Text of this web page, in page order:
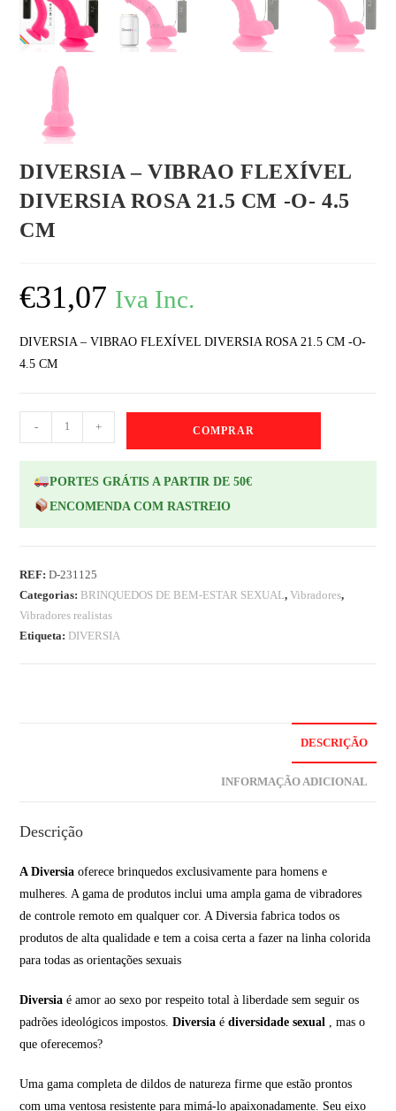
DIVERSIA – VIBRAO FLEXÍVEL
DIVERSIA ROSA 21.5 CM -O- 4.5
CM
€31,07 Iva Inc.
DIVERSIA – VIBRAO FLEXÍVEL DIVERSIA ROSA 21.5 CM -O-
4.5 CM
- + COMPRAR
PORTES GRÁTIS A PARTIR DE 50€
ENCOMENDA COM RASTREIO
REF:D-231125
Categorias: BRINQUEDOS DE BEM-ESTAR SEXUAL,Vibradores,
Vibradores realistas
Etiqueta: DIVERSIA
DESCRIÇÃO
INFORMAÇÃO ADICIONAL
Descrição
A Diversia oferece brinquedos exclusivamente para homens e
mulheres. A gama de produtos inclui uma ampla gama de vibradores
de controle remoto em qualquer cor. A Diversia fabrica todos os
produtos de alta qualidade e tem a coisa certa a fazer na linha colorida
para todas as orientações sexuais
Diversia é amor ao sexo por respeito total à liberdade sem seguir os
padrões ideológicos impostos.Diversia édiversidade sexual , mas o
que oferecemos?
Uma gama completa de dildos de natureza firme que estão prontos
com uma ventosa resistente para mimá-lo apaixonadamente. Seu eixo